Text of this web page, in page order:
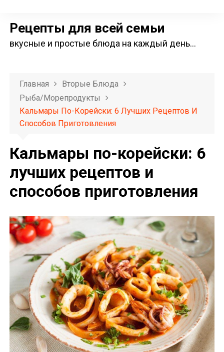
Рецепты для всей семьи
вкусные и простые блюда на каждый день…
Главная
Вторые Блюда
Рыба/морепродукты
Кальмары По-Корейски: 6 Лучших Рецептов И
Способов Приготовления
Кальмары по-корейски: 6
лучших рецептов и
способов приготовления